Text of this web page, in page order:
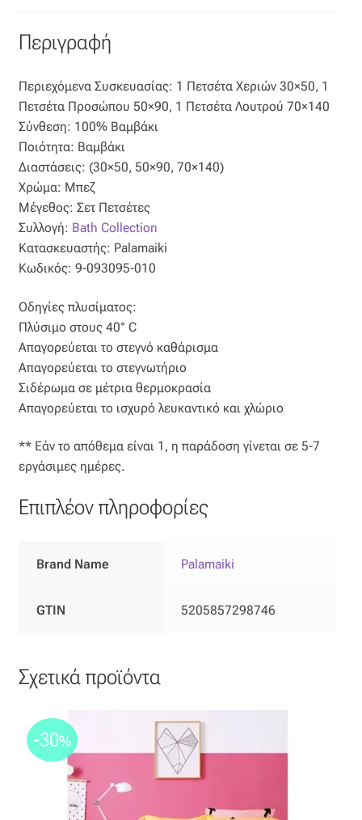
Ταφτάς (ταυτάς)
Ταφτάς μεταξωτός
Τζιν
Τρεβίρα
Υφαντό
Φιλ-κουπέ
Φλάμα
Φόδρα
Ψάθα
Ραντεβού
Περιγραφή
Περιεχόμενα Συσκευασίας: 1 Πετσέτα Χεριών 30×50, 1
Πετσέτα Προσώπου 50×90, 1 Πετσέτα Λουτρού 70×140
Σύνθεση: 100% Βαμβάκι
Ποιότητα: Βαμβάκι
Διαστάσεις: (30×50, 50×90, 70×140)
Χρώμα: Μπεζ
Μέγεθος: Σετ Πετσέτες
Συλλογή: Bath Collection
Κατασκευαστής: Palamaiki
Κωδικός: 9-093095-010
Οδηγίες πλυσίματος:
Πλύσιμο στους 40° C
Απαγορεύεται το στεγνό καθάρισμα
Απαγορεύεται το στεγνωτήριο
Σιδέρωμα σε μέτρια θερμοκρασία
Απαγορεύεται το ισχυρό λευκαντικό και χλώριο
** Εάν το απόθεμα είναι 1, η παράδοση γίνεται σε 5-7
εργάσιμες ημέρες.
Επιπλέον πληροφορίες
Brand Name Palamaiki
GTIN 5205857298746
Σχετικά προϊόντα
-30%